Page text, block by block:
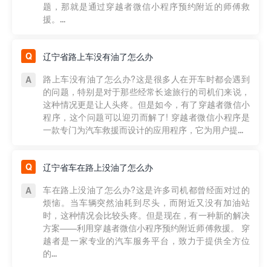
题，那就是通过穿越者微信小程序预约附近的师傅救
援。...
辽宁省路上车没有油了怎么办
路上车没有油了怎么办?这是很多人在开车时都会遇到
的问题，特别是对于那些经常长途旅行的司机们来说，
这种情况更是让人头疼。但是如今，有了穿越者微信小
程序，这个问题可以迎刃而解了! 穿越者微信小程序是
一款专门为汽车救援而设计的应用程序，它为用户提...
辽宁省车在路上没油了怎么办
车在路上没油了怎么办?这是许多司机都曾经面对过的
烦恼。当车辆突然油耗到尽头，而附近又没有加油站
时，这种情况会比较头疼。但是现在，有一种新的解决
方案——利用穿越者微信小程序预约附近师傅救援。 穿
越者是一家专业的汽车服务平台，致力于提供全方位
的...